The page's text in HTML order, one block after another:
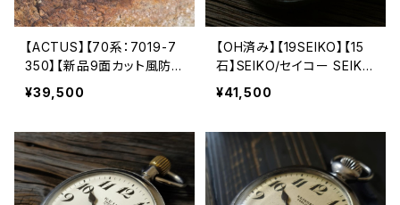
【ACTUS】【70系：7019-7
350】【新品9面カット風防】
SEIKO/セイコー アクタス 2
1石 Cal.7019 キャリバー
工舎亀戸工場/SS 1976年
3月製造【ac7019-7350-
4】
¥39,500
【OH済み】【19SEIKO】【15
石】SEIKO/セイコー SEIKO
ロゴ PRECISION/プレシジ
ョン 鉄道時計/懐中時計 15
3年1月製造品 動作確認済
み アンティークウォッチ 19
seiko【seiko15-18】
¥41,500